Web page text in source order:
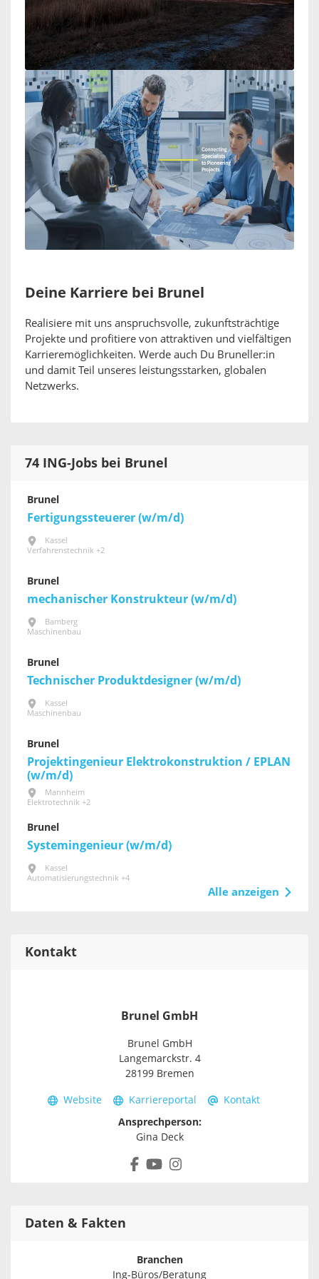
Deine Karriere bei Brunel
Realisiere mit uns anspruchsvolle, zukunftsträchtige
Projekte und profitiere von attraktiven und vielfältigen
Karrieremöglichkeiten. Werde auch Du Bruneller:in
und damit Teil unseres leistungsstarken, globalen
Netzwerks.
74 ING-Jobs bei Brunel
Brunel
Fertigungssteuerer (w/m/d)
Kassel
Verfahrenstechnik +2
Brunel
mechanischer Konstrukteur (w/m/d)
Bamberg
Maschinenbau
Brunel
Technischer Produktdesigner (w/m/d)
Kassel
Maschinenbau
Brunel
Projektingenieur Elektrokonstruktion / EPLAN
(w/m/d)
Mannheim
Elektrotechnik +2
Brunel
Systemingenieur (w/m/d)
Kassel
Automatisierungstechnik +4
Alle anzeigen
Kontakt
Brunel GmbH
Brunel GmbH
Langemarckstr. 4
28199 Bremen
Website Karriereportal
Kontakt
Ansprechperson:
Gina Deck
Daten & Fakten
Branchen
Ing-Büros/Beratung